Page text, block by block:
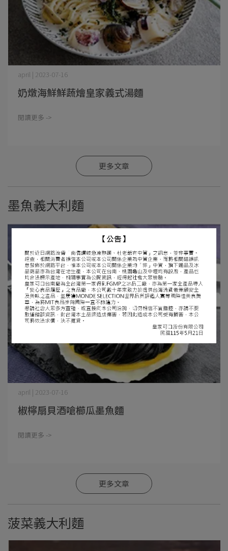
april | 2023-07-16
奶燉海鮮鮮蔬燴皇家義式湯麵
閱讀更多 ->
更多文章
墨魚義大利麵
april | 2023-07-16
椒檸扇貝酒嗆櫛瓜墨魚麵
閱讀更多 ->
更多文章
菠菜義大利麵